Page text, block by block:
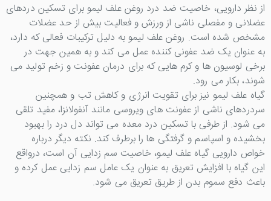
از نظر دارویی، خاصیت ضد درد روغن علف لیمو برای تسکین دردهای
عضلانی و مفصلی ناشی از ورزش و فعالیت بیش از حد عضلات
مشخص شده است. روغن علف لیمو به دلیل ترکیبات فعالی که دارد،
به عنوان یک ضد عفونی کننده عمل می کند و به همین جهت در
برخی لوسیون ها و کرم هایی که برای درمان عفونت و زخم تولید می
شوند، بکار می رود.
گیاه علف لیمو نیز برای تقویت انرژی و کاهش تب و همچنین
سردردهای ناشی از عفونت های ویروسی مانند آنفولانزا، مفید تلقی
می شود. از طرفی با تسکین درد معده می تواند دل درد را بهبود
بخشیده و اسپاسم و گرفتگی ها را برطرف کند. نکته دیگر درباره
خواص دارویی گیاه علف لیمو، خاصیت سم زدایی آن است، درواقع
این گیاه با افزایش تعریق به عنوان یک عامل سم زدایی عمل کرده و
باعث دفع سموم بدن از طریق تعریق می شود.